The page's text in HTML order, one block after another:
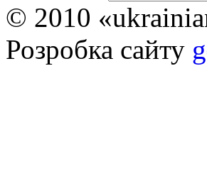
© 2010
Розробка сайту